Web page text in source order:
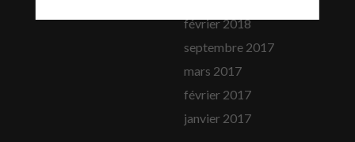
février 2018
septembre 2017
mars 2017
février 2017
janvier 2017